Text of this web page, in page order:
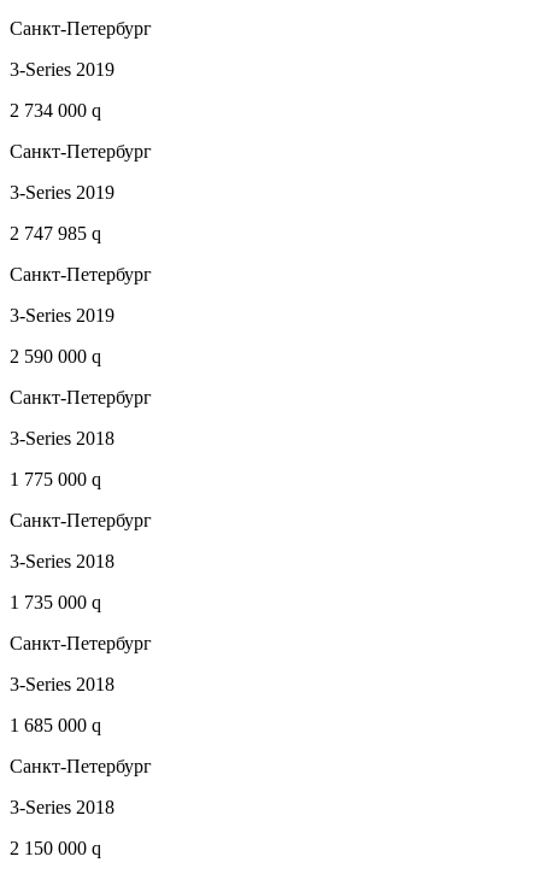
Санкт-Петербург
3-Series 2019
2 734 000 q
Санкт-Петербург
3-Series 2019
2 747 985 q
Санкт-Петербург
3-Series 2019
2 590 000 q
Санкт-Петербург
3-Series 2018
1 775 000 q
Санкт-Петербург
3-Series 2018
1 735 000 q
Санкт-Петербург
3-Series 2018
1 685 000 q
Санкт-Петербург
3-Series 2018
2 150 000 q